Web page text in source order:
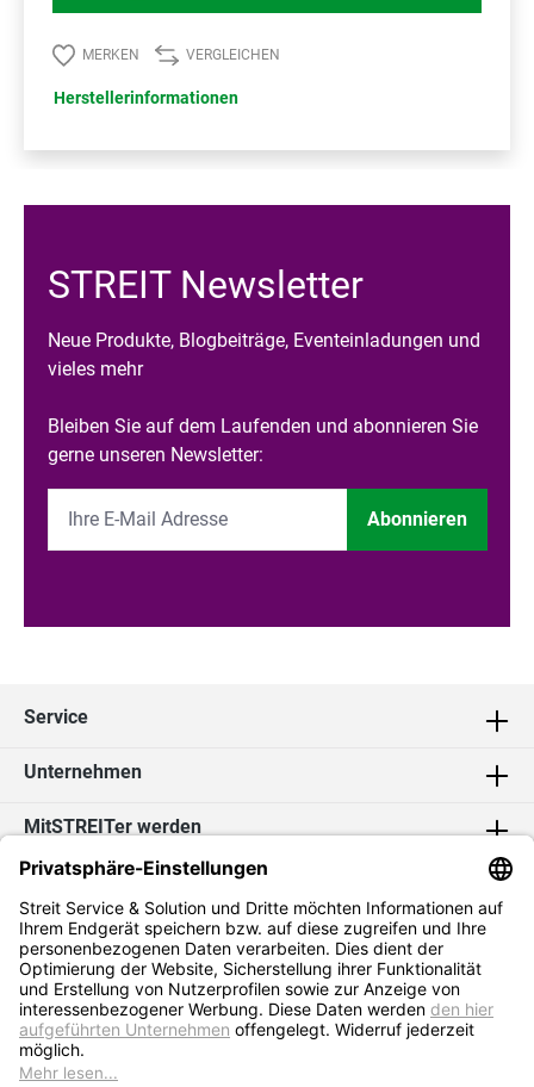
MERKEN VERGLEICHEN
Herstellerinformationen
STREIT Newsletter
Neue Produkte, Blogbeiträge, Eventeinladungen und
vieles mehr
Bleiben Sie auf dem Laufenden und abonnieren Sie
gerne unseren Newsletter:
Abonnieren
Service
Unternehmen
MitSTREITer werden
Kontakt
Social Media